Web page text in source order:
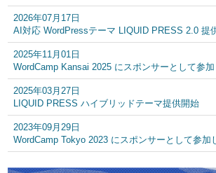
2026年07月17日
AI対応 WordPressテーマ LIQUID PRESS 2.0 提
2025年11月01日
WordCamp Kansai 2025 にスポンサーとして参
2025年03月27日
LIQUID PRESS ハイブリッドテーマ提供開始
2023年09月29日
WordCamp Tokyo 2023 にスポンサーとして参加